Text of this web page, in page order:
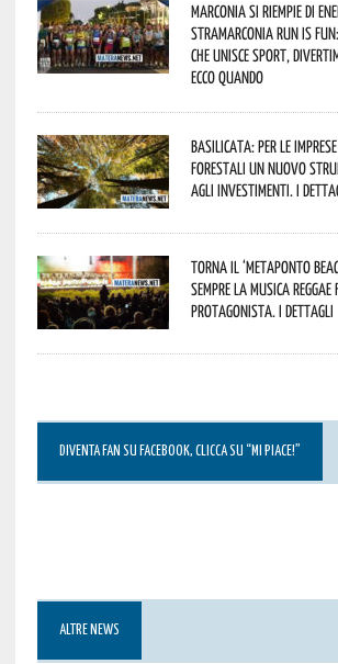
Marconia si riempie di
StraMarconia Run is
che unisce sport,
Ecco quando
Basilicata: per le
forestali un nuovo
agli investimenti. I
Torna il ‘Metaponto
sempre la musica
protagonista. I dettagli
DIVENTA FAN SU FACEBOOK, CLICCA SU “MI PIACE!”
ALTRE NEWS